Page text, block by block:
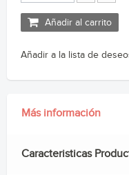
Añadir al carrito
Añadir a la lista de
Más información
Caracteristicas